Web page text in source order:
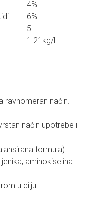
4%
6%
5
1.21kg/L
ravnomeran način.
način upotrebe i
formula).
aminokiselina
u cilju